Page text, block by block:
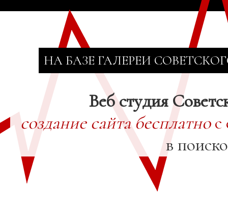
НА БАЗЕ ГАЛЕРЕИ
Веб студия
создание сайта бесплатнос
в